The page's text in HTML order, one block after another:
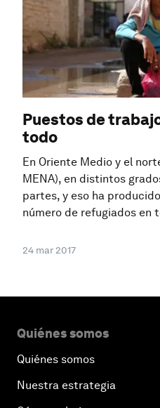
Puestos de
todo
En Oriente Medio y el
MENA), en distintos
partes, y eso ha
número de refugiados en
24 mar 2017
Quiénes somos
Quiénes somos
Nuestra estrategia